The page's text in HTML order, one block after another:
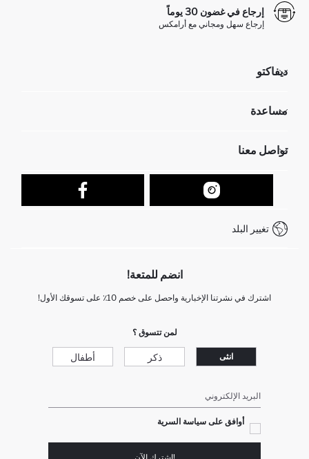
إرجاع في غضون 30 يوماً
إرجاع سهل ومجاني مع أرامكس
ديفاكتو
تعرف علينا
مساعدة
عمليات الارجاع و الاستبدال السهلة
تتبع الشحنة
كيف يمكنك التسوق في ديفاكتو ؟
كيف تدفع في ديفاكتو؟
تواصل معنا
نموذج الاتصال
+212 525 076 633 خدمة العملاء
تغيير البلد
انضم للمتعة!
اشترك في نشرتنا الإخبارية واحصل على خصم 10٪ على تسوقك الأول!
لمن تتسوق ؟
انثى ذكر أطفال
البريد الإلكتروني
أوافق على سياسة السرية